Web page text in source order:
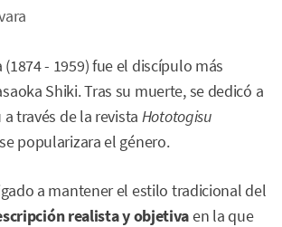
- 1959) fue el discípulo más
Shiki. Tras su muerte, se dedicó a
través de la revista Hototogisu
popularizara el género.
a mantener el estilo tradicional del
realista y objetivaen la que